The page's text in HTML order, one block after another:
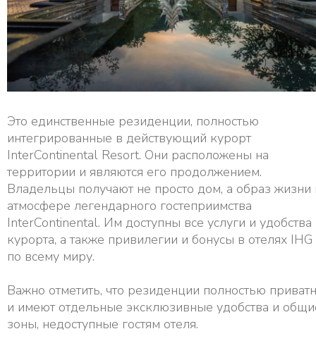
Это единственные резиденции, полностью
интегрированные в действующий курорт
InterContinental Resort. Они расположены на
территории и являются его продолжением.
Владельцы получают не просто дом, а образ жизни
атмосфере легендарного гостеприимства
InterContinental. Им доступны все услуги и удобства
курорта, а также привилегии и бонусы в отелях IHG
по всему миру.
Важно отметить, что резиденции полностью
и имеют отдельные эксклюзивные удобства и
зоны, недоступные гостям отеля.